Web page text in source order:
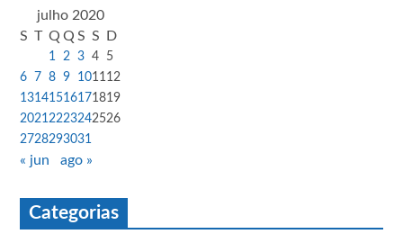
julho 2020
S T Q Q S S D
1 2 3 4
5
6
7 8 9 1011 12
13141516171819
2021 2223242526
2728293031
« jun ago »
Categorias